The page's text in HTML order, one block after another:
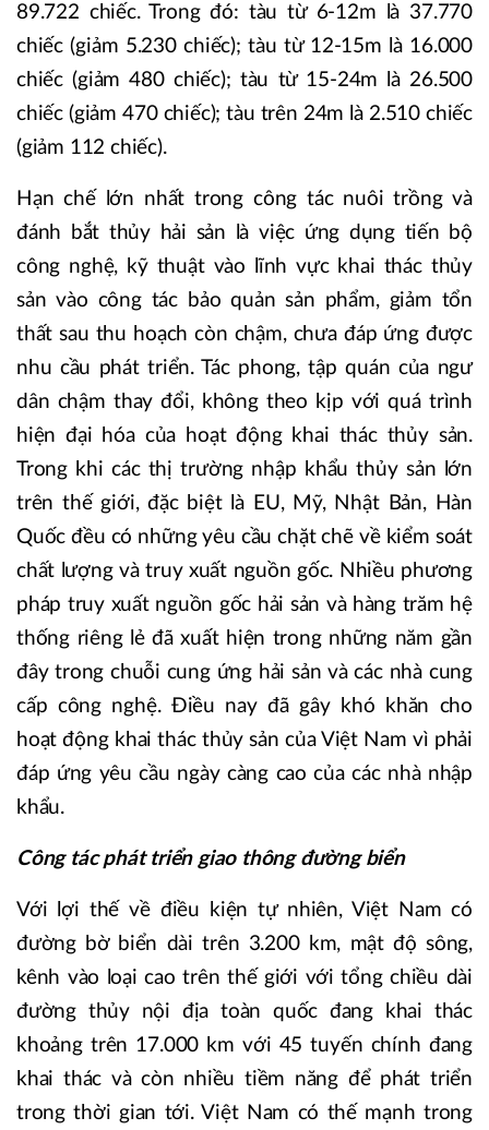
89.722 chiếc. Trong đó: tàu từ 6-12m là 37.770
chiếc (giảm 5.230 chiếc); tàu từ 12-15m là 16.000
chiếc (giảm 480 chiếc); tàu từ 15-24m là 26.500
chiếc (giảm 470 chiếc); tàu trên 24m là 2.510 chiếc
(giảm 112 chiếc).
Hạn chế lớn nhất trong công tác nuôi trồng và
đánh bắt thủy hải sản là việc ứng dụng tiến bộ
công nghệ, kỹ thuật vào lĩnh vực khai thác thủy
sản vào công tác bảo quản sản phẩm, giảm tổn
thất sau thu hoạch còn chậm, chưa đáp ứng được
nhu cầu phát triển. Tác phong, tập quán của ngư
dân chậm thay đổi, không theo kịp với quá trình
hiện đại hóa của hoạt động khai thác thủy sản.
Trong khi các thị trường nhập khẩu thủy sản lớn
trên thế giới, đặc biệt là EU, Mỹ, Nhật Bản, Hàn
Quốc đều có những yêu cầu chặt chẽ về kiểm soát
chất lượng và truy xuất nguồn gốc. Nhiều phương
pháp truy xuất nguồn gốc hải sản và hàng trăm hệ
thống riêng lẻ đã xuất hiện trong những năm gần
đây trong chuỗi cung ứng hải sản và các nhà cung
cấp công nghệ. Điều nay đã gây khó khăn cho
hoạt động khai thác thủy sản của Việt Nam vì phải
đáp ứng yêu cầu ngày càng cao của các nhà nhập
khẩu.
Công tác phát triển giao thông đường biển
Với lợi thế về điều kiện tự nhiên, Việt Nam có
đường bờ biển dài trên 3.200 km, mật độ sông,
kênh vào loại cao trên thế giới với tổng chiều dài
đường thủy nội địa toàn quốc đang khai thác
khoảng trên 17.000 km với 45 tuyến chính đang
khai thác và còn nhiều tiềm năng để phát triển
trong thời gian tới. Việt Nam có thế mạnh trong